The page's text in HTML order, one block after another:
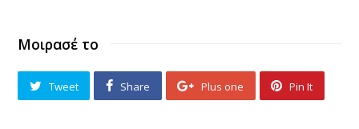
Μοιρασέ το
Tweet Share Plus one Pin It